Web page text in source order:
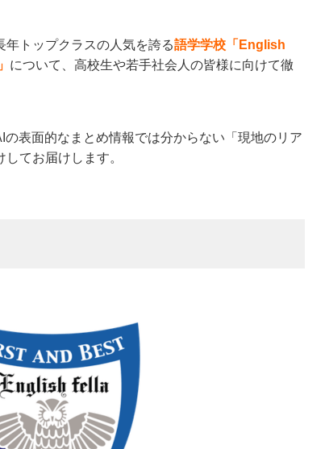
トップクラスの人気を誇る語学学校「English
について、高校生や若手社会人の皆様に向けて徹
表面的なまとめ情報では分からない「現地のリア
てお届けします。